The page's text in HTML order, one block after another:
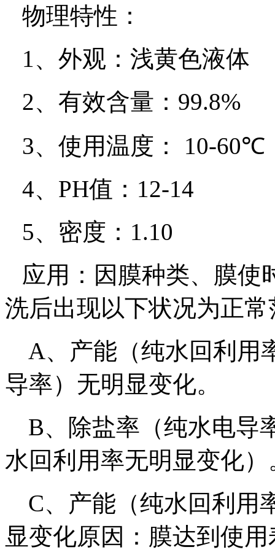
物理特性：
1、外观：浅黄色液体
2、有效含量： 99.8%
3、使用温度： 10-60℃
4、 PH值： 12-14
5、密度： 1.10
应用：因膜种类、膜使
洗后出现以下状况为正常
A、产能（纯水回利用
导率）无明显变化。
B、除盐率（纯水电导
水回利用率无明显变化）
C、产能（纯水回利用
显变化原因：膜达到使